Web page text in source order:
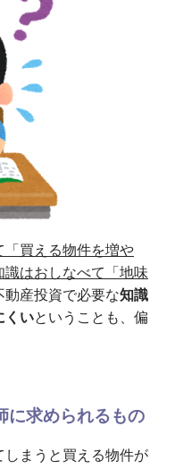
「買える物件を増や
はおしなべて「地味
動産投資で必要な知識
くいということも、偏
求められるもの
しまうと買える物件が